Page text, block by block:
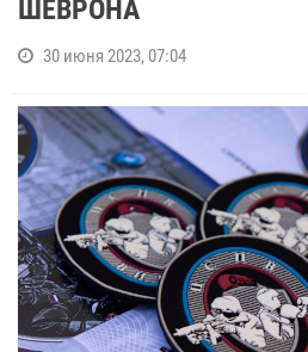
ШЕВРОНА
30 июня 2023, 07:04